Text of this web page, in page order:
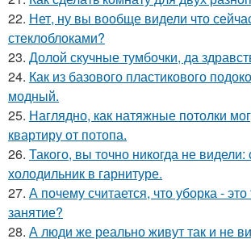
22. Нет, ну вы вообще видели что
стеклоблоками?
23. Долой скучные тумбочки, да
24. Как из базового пластикового
модный.
25. Наглядно, как натяжные потолки
квартиру от потопа.
26. Такого, вы точно никогда не
холодильник в гарнитуре.
27. А почему считается, что уборка -
занятие?
28. А люди же реально живут так и не